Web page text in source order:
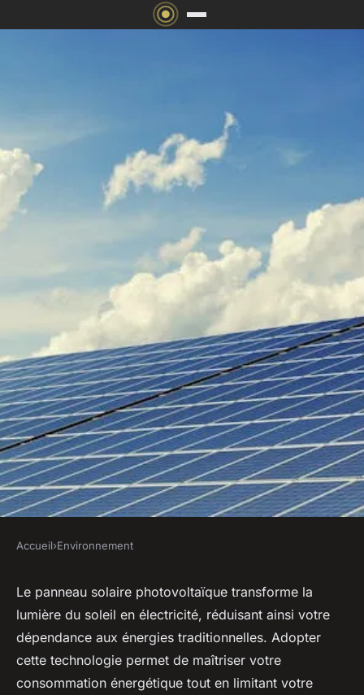
Optimisez votre
consommation d'énergie avec
le panneau solaire
photovoltaïque.
Accueil›Environnement
Le panneau solaire photovoltaïque transforme la
lumière du soleil en électricité, réduisant ainsi votre
dépendance aux énergies traditionnelles. Adopter
cette technologie permet de maîtriser votre
consommation énergétique tout en limitant votre